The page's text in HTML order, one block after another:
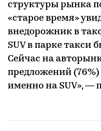
структуры рынка
«старое время»
внедорожник в
SUV в парке такси
Сейчас на
предложений
именно на SUV», —